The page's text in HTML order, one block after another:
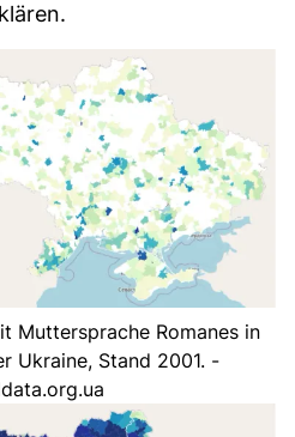
Muttersprache Romanes in
Ukraine, Stand 2001. -